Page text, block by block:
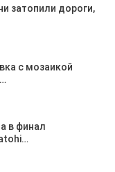
затопили дороги,
с мозаикой
в финал